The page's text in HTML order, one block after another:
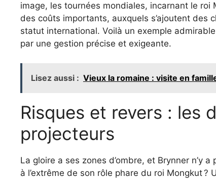
image, les tournées mondiales, incarnant le
des coûts importants, auxquels s’ajoutent des
statut international. Voilà un exemple
par une gestion précise et exigeante.
Lisez aussi : Vieux la romaine : visite en
Risques et revers : les
projecteurs
La gloire a ses zones d’ombre, et Brynner n’y
à l’extrême de son rôle phare du roi Mongkut